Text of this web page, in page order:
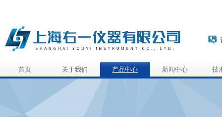
首页 关于我们 产品中心 新闻中心 技